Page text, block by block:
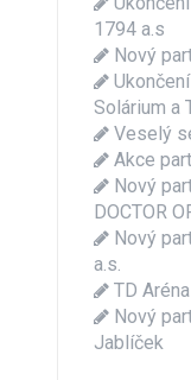
1794 a.s
Nový
Solárium a
Veselý
Akce
Nový
DOCTOR
Nový
a.s.
TD
Nový
Jablíček